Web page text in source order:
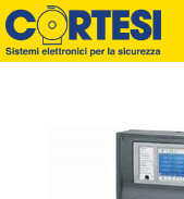
Salta
al
contenuto